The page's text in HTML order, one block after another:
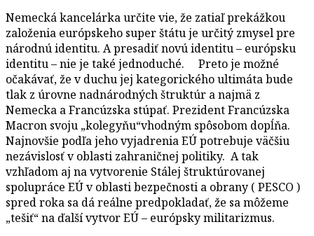
Nemecká kancelárka určite vie, že zatiaľ prekážkou
založenia európskeho super štátu je určitý zmysel pre
národnú identitu. A presadiť novú identitu – európsku
identitu – nie je také jednoduché. Preto je možné
očakávať, že v duchu jej kategorického ultimáta bude
tlak z úrovne nadnárodných štruktúr a najmä z
Nemecka a Francúzska stúpať. Prezident Francúzska
Macron svoju „kolegyňu“vhodným spôsobom dopĺňa.
Najnovšie podľa jeho vyjadrenia EÚ potrebuje väčšiu
nezávislosť v oblasti zahraničnej politiky. A tak
vzhľadom aj na vytvorenie Stálej štruktúrovanej
spolupráce EÚ v oblasti bezpečnosti a obrany ( PESCO )
spred roka sa dá reálne predpokladať, že sa môžeme
„tešiť“ na ďalší vytvor EÚ – európsky militarizmus.